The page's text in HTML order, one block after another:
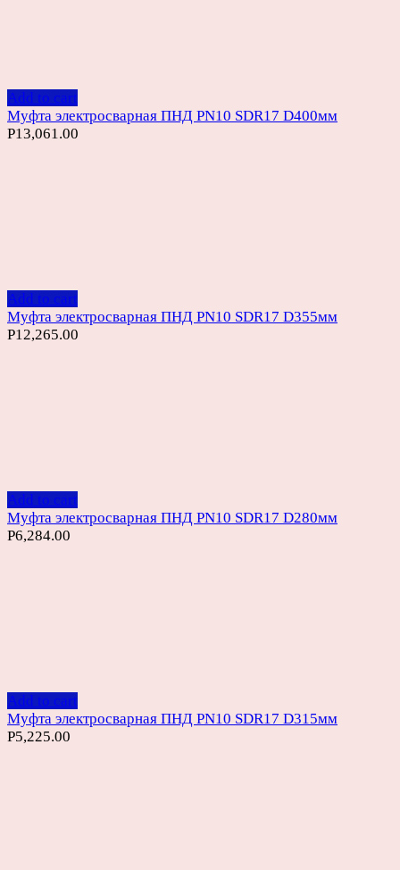
Add to cart
Муфта электросварная ПНД PN10 SDR17 D400мм
Р13,061.00
Add to cart
Муфта электросварная ПНД PN10 SDR17 D355мм
Р12,265.00
Add to cart
Муфта электросварная ПНД PN10 SDR17 D280мм
Р6,284.00
Add to cart
Муфта электросварная ПНД PN10 SDR17 D315мм
Р5,225.00